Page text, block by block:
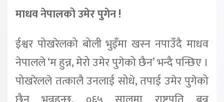
माधव नेपालको उमेर पुगेन !
ईश्वर पोखरेलको बोली भुइँमा खस्न नपाउँदै माधव
नेपालले ‘म हुन्न, मेरो उमेर पुगेको छैन’ भन्दै पन्छिए ।
पोखरेलले तत्कालै उनलाई सोधे, तपाई उमेर पुगेको